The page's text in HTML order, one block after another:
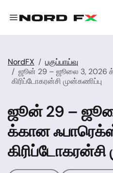
NordFX
பகுப்பாய்வு
ஜூன் 29 – ஜூலை 3, 2026
கிரிப்டோகரன்சி முன்கணிப்பு
ஜூன் 29 –
க்கான
கிரிப்டோகரன்சி